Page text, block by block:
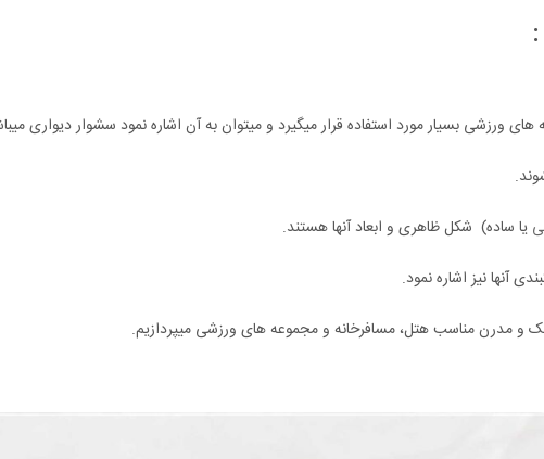
ورزشی بسیار مورد استفاده قرار میگیرد و میتوان به آن اشاره نمود سشوار دیواری
یا ساده) شکل ظاهری و ابعاد آنها هستند.
آنها نیز اشاره نمود.
مدرن مناسب هتل، مسافرخانه و مجموعه های ورزشی میپردازیم.